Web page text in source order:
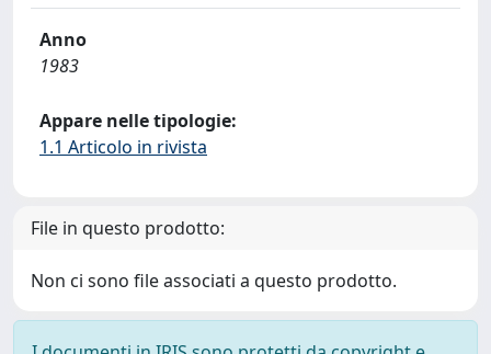
Anno
1983
Appare nelle tipologie:
1.1 Articolo in rivista
File in questo prodotto:
Non ci sono file associati a questo prodotto.